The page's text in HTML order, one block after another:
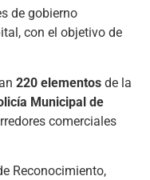
de gobierno
con el objetivo de
220 elementos de la
Municipal de
comerciales
Reconocimiento,